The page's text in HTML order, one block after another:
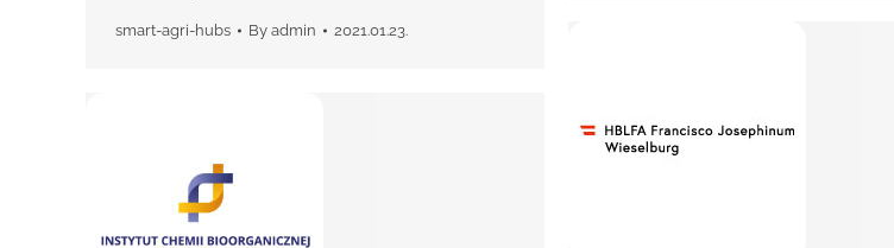
smart-agri-hubs By admin 2021.01.23.